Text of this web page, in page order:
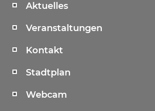
Aktuelles
Veranstaltungen
Kontakt
Stadtplan
Webcam